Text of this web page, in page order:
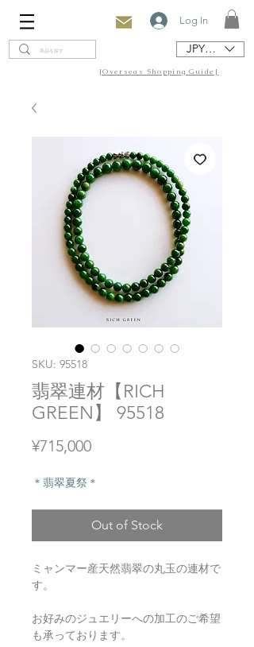
Log In
JPY (¥)
[Overseas Shopping Guide]
SKU: 95518
翡翠連材【RICH
GREEN】 95518
¥715,000Price
＊翡翠夏祭＊
Out of Stock
ミャンマー産天然翡翠の丸玉の連材で
す。
お好みのジュエリーへの加工のご希望
も承っております。